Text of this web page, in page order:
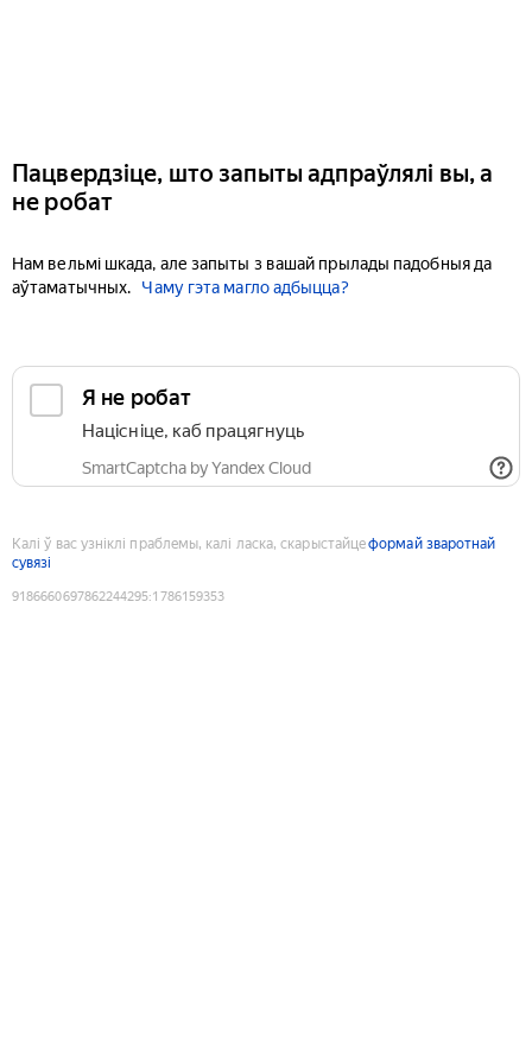
Пацвердзіце, што запыты адпраўлялі вы, а
не робат
Нам вельмі шкада, але запыты з вашай прылады падобныя да
аўтаматычных.
Чаму гэта магло адбыцца?
Я не робат
Націсніце, каб працягнуць
SmartCaptcha by Yandex Cloud
Калі ў вас узніклі праблемы, калі ласка, скарыстайцеформай зваротнай
сувязі
9186660697862244295:1786159353